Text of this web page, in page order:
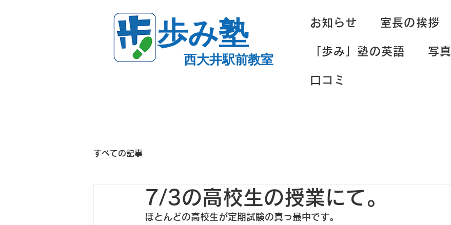
歩み塾
西大井駅前教室
お知らせ 室長の挨拶
「歩み」塾の英語 写真
口コミ
すべての記事
7/3の高校生の授業にて。
ほとんどの高校生が定期試験の真っ最中です。